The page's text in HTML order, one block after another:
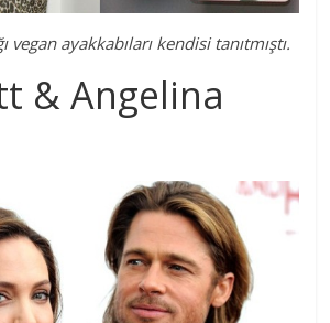
vegan ayakkabıları kendisi tanıtmıştı.
& Angelina